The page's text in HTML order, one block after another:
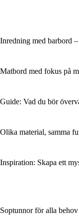
Inredning med barbord
Matbord med fokus på
Guide: Vad du bör
Olika material, samma
Inspiration: Skapa ett
Soptunnor för alla